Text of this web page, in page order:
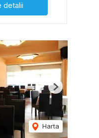
detalii
Harta
Next